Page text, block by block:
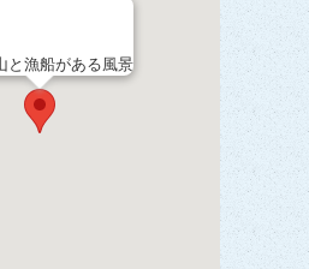
と漁船がある風景